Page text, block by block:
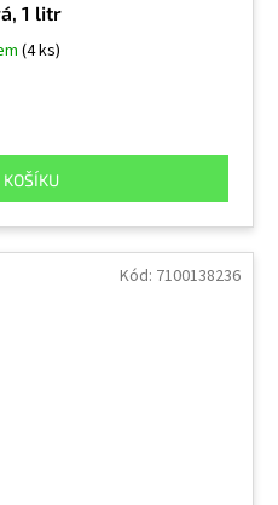
1 litr
(4 ks)
KOŠÍKU
Kód: 7100138236